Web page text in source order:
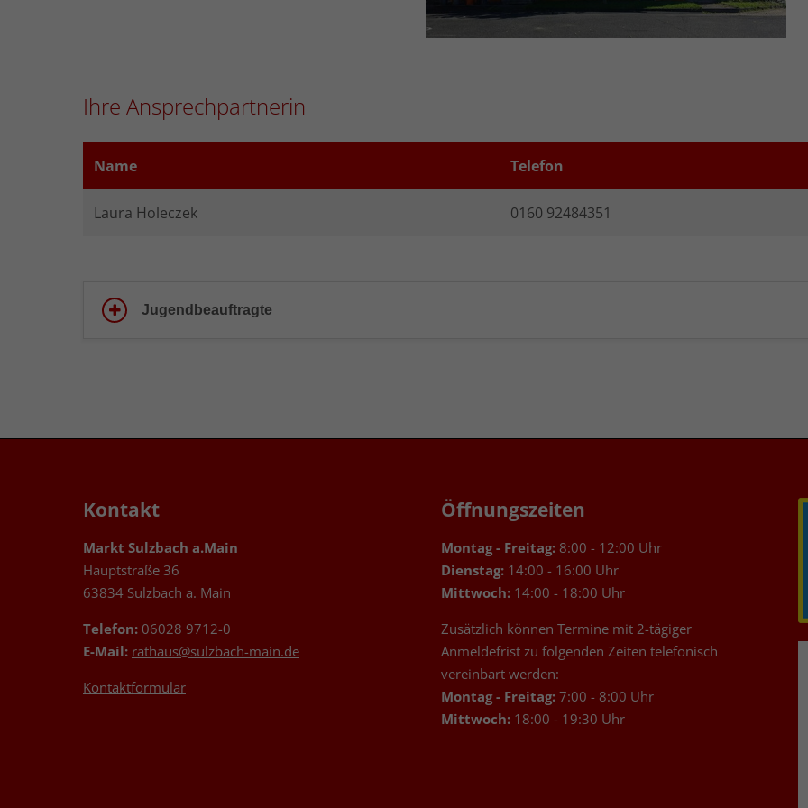
Ihre Ansprechpartnerin
Name Telefon
Laura Holeczek 0160 92484351
Jugendbeauftragte
Kontakt
Markt Sulzbach a.Main
Hauptstraße 36
63834 Sulzbach a. Main
Telefon: 06028 9712-0
E-Mail: rathaus@sulzbach-main.de
Kontaktformular
Öffnungszeiten
Montag - Freitag: 8:00 - 12:00 Uhr
Dienstag: 14:00 - 16:00 Uhr
Mittwoch: 14:00 - 18:00 Uhr
Zusätzlich können Termine mit 2-tägiger
Anmeldefrist zu folgenden Zeiten telefonisch
vereinbart werden:
Montag - Freitag:7:00 - 8:00 Uhr
Mittwoch:18:00 - 19:30 Uhr